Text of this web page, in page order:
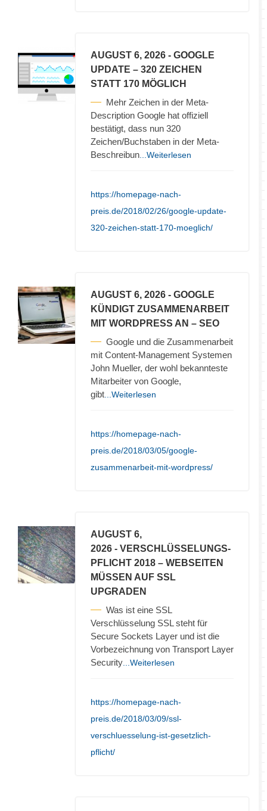
AUGUST 6, 2026 - GOOGLE
UPDATE – 320 ZEICHEN
STATT 170 MÖGLICH
Mehr Zeichen in der Meta-
Description Google hat offiziell
bestätigt, dass nun 320
Zeichen/Buchstaben in der Meta-
Beschreibun ...Weiterlesen
https://homepage-nach-
preis.de/2018/02/26/google-update-
320-zeichen-statt-170-moeglich/
AUGUST 6, 2026 - GOOGLE
KÜNDIGT ZUSAMMENARBEIT
MIT WORDPRESS AN – SEO
Google und die Zusammenarbeit
mit Content-Management Systemen
John Mueller, der wohl bekannteste
Mitarbeiter von Google,
gibt ...Weiterlesen
https://homepage-nach-
preis.de/2018/03/05/google-
zusammenarbeit-mit-wordpress/
AUGUST 6,
2026 - VERSCHLÜSSELUNGS-
PFLICHT 2018 – WEBSEITEN
MÜSSEN AUF SSL
UPGRADEN
Was ist eine SSL
Verschlüsselung SSL steht für
Secure Sockets Layer und ist die
Vorbezeichnung von Transport Layer
Security ...Weiterlesen
https://homepage-nach-
preis.de/2018/03/09/ssl-
verschluesselung-ist-gesetzlich-
pflicht/